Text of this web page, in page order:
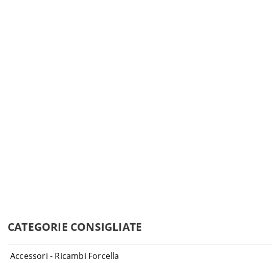
CATEGORIE CONSIGLIATE
Accessori - Ricambi Forcella